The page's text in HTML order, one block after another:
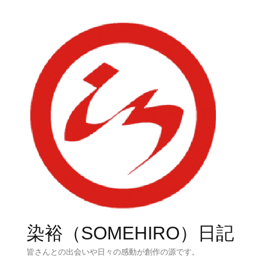
染裕（SOMEHIRO）日記
皆さんとの出会いや日々の感動が創作の源です。